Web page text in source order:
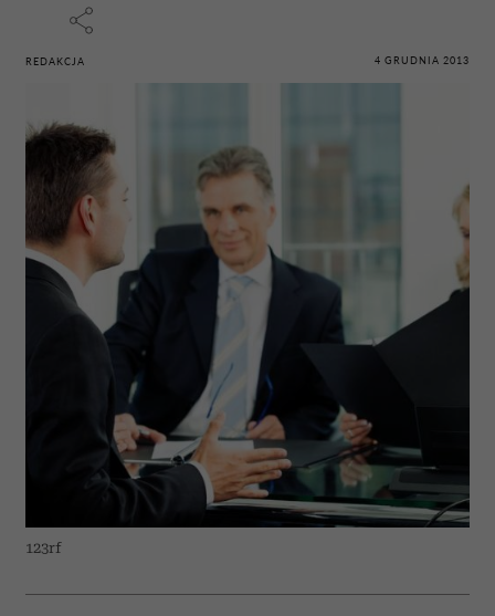
REDAKCJA 4 GRUDNIA 2013
123rf